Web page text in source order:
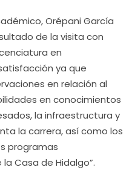
Orépani García
de la visita con
en
ya que
en relación al
en conocimientos
la infraestructura y
la carrera, así como los
programas
Casa de Hidalgo”.